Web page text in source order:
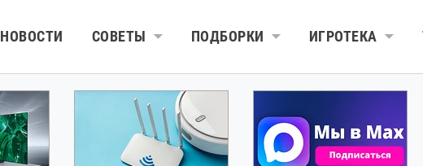
НОВОСТИ СОВЕТЫ ПОДБОРКИ ИГРОТЕКА